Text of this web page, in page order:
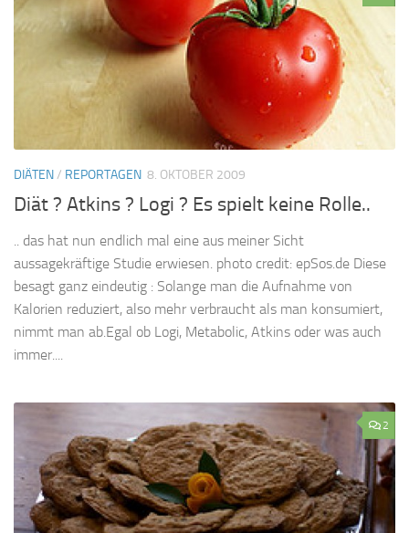
DIÄTEN/ REPORTAGEN 8. OKTOBER 2009
Diät ? Atkins ? Logi ? Es spielt keine Rolle..
.. das hat nun endlich mal eine aus meiner Sicht
aussagekräftige Studie erwiesen. photo credit: epSos.de Diese
besagt ganz eindeutig : Solange man die Aufnahme von
Kalorien reduziert, also mehr verbraucht als man konsumiert,
nimmt man ab.Egal ob Logi, Metabolic, Atkins oder was auch
immer....
2